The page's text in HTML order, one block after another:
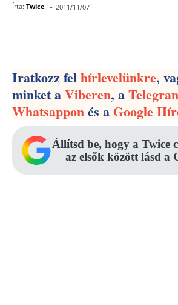
Írta: Twice - 2011/11/07
Iratkozz felhírlevelünkre,
minket aViberen, a
Whatsapponés aGoogle
Állítsd be, hogy a Twice
az elsők között lásd a